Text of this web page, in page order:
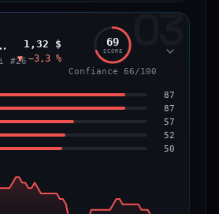
VOLUME 24 H
VAR. 30 J
−42,0 %
RANG CAPI.
#125
59/100
03
Toncoin)
#26
1,32 $
▼ −3,3 %
69
SCORE
Confiance 66/100
87
87
57
52
50